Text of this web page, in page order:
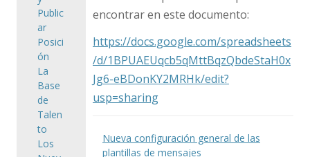
encontrar en este documento:
https://docs.google.com/spreadsheets
/d/1BPUAEUqcb5qMttBqzQbdeStaH0x
Jg6-eBDonKY2MRHk/edit?
usp=sharing
Nueva configuración general de las
plantillas de mensajes
Public
ar
Posici
ón
La
Base
de
Talen
to
Los